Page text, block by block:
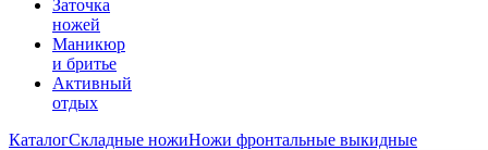
Заточка
ножей
Маникюр
и бритье
Активный
отдых
КаталогСкладные ножиНожи фронтальные выкидные